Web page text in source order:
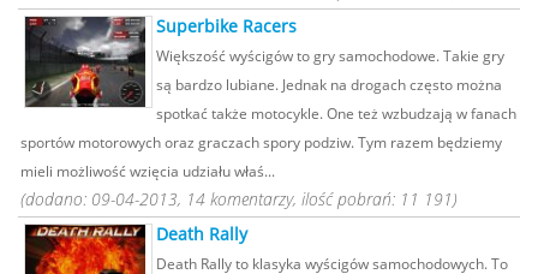
Superbike Racers
Większość wyścigów to gry samochodowe. Takie gry
są bardzo lubiane. Jednak na drogach często można
spotkać także motocykle. One też wzbudzają w fanach
sportów motorowych oraz graczach spory podziw. Tym razem będziemy
mieli możliwość wzięcia udziału właś...
(dodano: 09-04-2013, 14 komentarzy, ilość pobrań: 11 191)
Death Rally
Death Rally to klasyka wyścigów samochodowych. To